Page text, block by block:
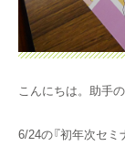
こんにちは。助手の
6/24の『初年次セ